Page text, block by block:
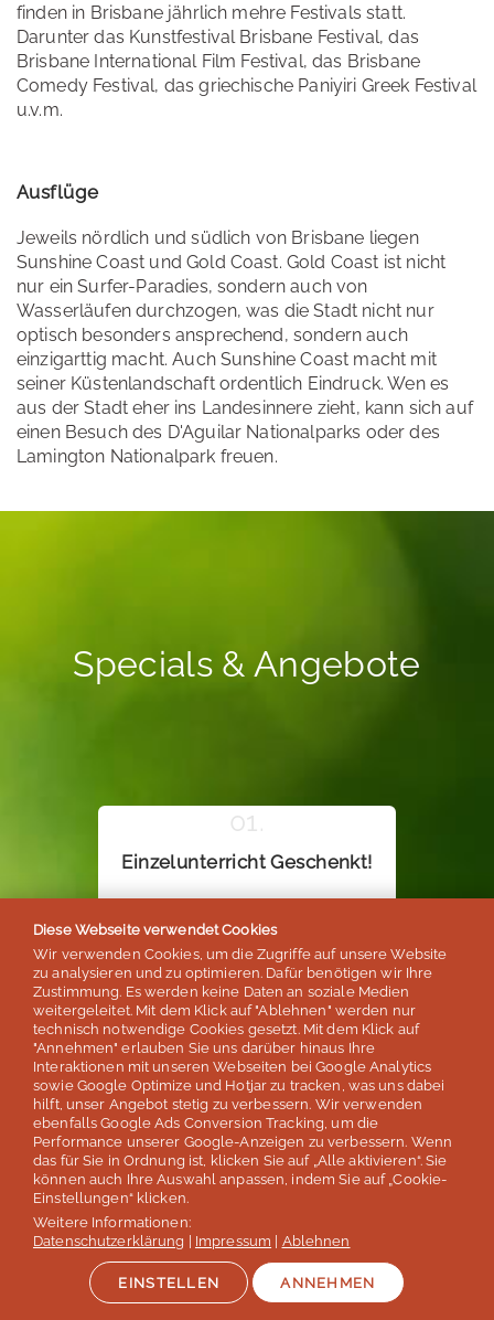
finden in Brisbane jährlich mehre Festivals statt.
Darunter das Kunstfestival Brisbane Festival, das
Brisbane International Film Festival, das Brisbane
Comedy Festival, das griechische Paniyiri Greek Festival
u.v.m.
Ausflüge
Jeweils nördlich und südlich von Brisbane liegen
Sunshine Coast und Gold Coast. Gold Coast ist nicht
nur ein Surfer-Paradies, sondern auch von
Wasserläufen durchzogen, was die Stadt nicht nur
optisch besonders ansprechend, sondern auch
einzigarttig macht. Auch Sunshine Coast macht mit
seiner Küstenlandschaft ordentlich Eindruck. Wen es
aus der Stadt eher ins Landesinnere zieht, kann sich auf
einen Besuch des D'Aguilar Nationalparks oder des
Lamington Nationalpark freuen.
Specials & Angebote
Einzelunterricht Geschenkt!
ab 4 Wochen Aufenthalt
2 Std. Einzelunterricht online
pro gebuchter Woche.
SPRECHEN SIE UNS AN!
Diese Webseite verwendet Cookies
Wir verwenden Cookies, um die Zugriffe auf unsere Website
zu analysieren und zu optimieren. Dafür benötigen wir Ihre
Zustimmung. Es werden keine Daten an soziale Medien
weitergeleitet. Mit dem Klick auf "Ablehnen" werden nur
technisch notwendige Cookies gesetzt. Mit dem Klick auf
"Annehmen" erlauben Sie uns darüber hinaus Ihre
Interaktionen mit unseren Webseiten bei Google Analytics
sowie Google Optimize und Hotjar zu tracken, was uns dabei
hilft, unser Angebot stetig zu verbessern. Wir verwenden
ebenfalls Google Ads Conversion Tracking, um die
Performance unserer Google-Anzeigen zu verbessern. Wenn
das für Sie in Ordnung ist, klicken Sie auf „Alle aktivieren“. Sie
können auch Ihre Auswahl anpassen, indem Sie auf „Cookie-
Einstellungen“ klicken.
Weitere Informationen:
Datenschutzerklärung
Impressum Ablehnen
EINSTELLEN ANNEHMEN